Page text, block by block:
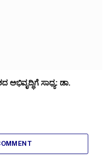
ಅಭಿವೃದ್ಧಿಗೆ ಸಾಧ್ಯ: ಡಾ.